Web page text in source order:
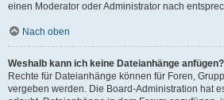
einen Moderator oder Administrator nach
Nach oben
Weshalb kann ich keine Dateianhänge anfügen?
Rechte für Dateianhänge können für Foren,
vergeben werden. Die Board-Administration hat